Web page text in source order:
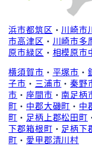
浜市都筑区 ・ 川崎市
市高津区 ・ 川崎市多
原市緑区 ・ 相模原市
横須賀市 ・ 平塚市 ・
子市 ・ 三浦市 ・秦野
市 ・ 座間市 ・南足柄
町 ・ 中郡大磯町 ・ 中
町 ・ 足柄上郡松田町
下郡箱根町 ・ 足柄下
町 ・ 愛甲郡清川村